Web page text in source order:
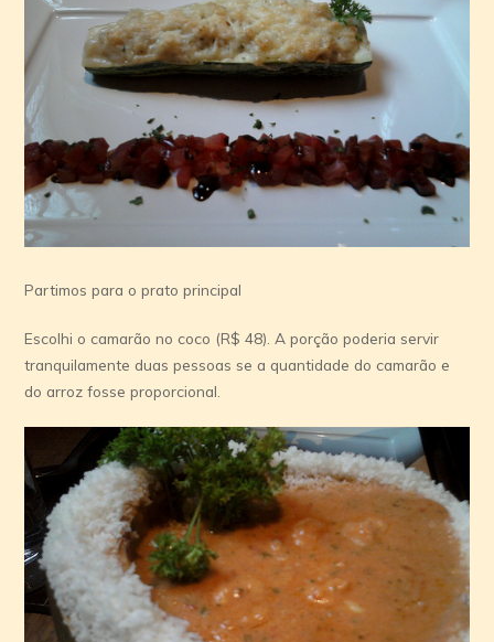
Partimos para o prato principal
Escolhi o camarão no coco (R$ 48). A porção poderia servir
tranquilamente duas pessoas se a quantidade do camarão e
do arroz fosse proporcional.